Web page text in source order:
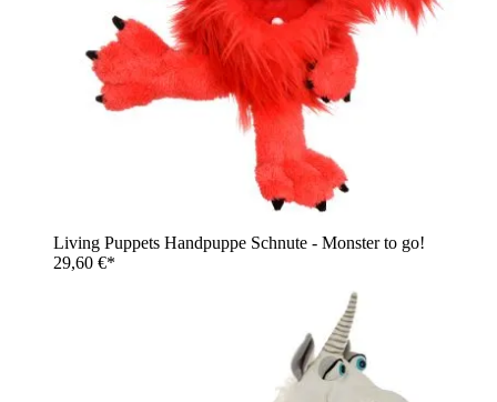
Living Puppets Handpuppe Schnute - Monster to go!
29,60 €*